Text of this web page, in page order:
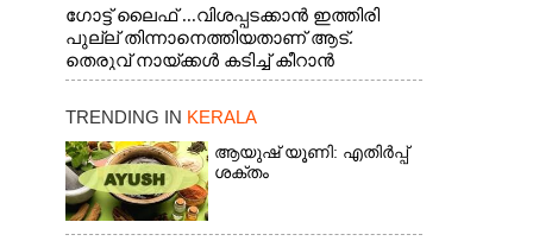
ഗോട്ട് ലൈഫ് ...വിശപ്പടക്കാൻ ഇത്തിരി
പുല്ല് തിന്നാനെത്തിയതാണ് ആട്.
തെരുവ് നായ്ക്കൾ കടിച്ച് കീറാൻ
വന്നതോടെ വയറിന്റെ ആന്തൽ മറന്ന്
വാത്തുരുത്തിയിൽ നിന്നുള്ള കാഴ്ച
TRENDING IN KERALA
ആയുഷ് യൂണി: എതിർപ്പ്
ശക്തം